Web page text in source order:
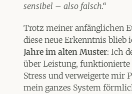
sensibel – also falsch.“
Trotz meiner anfänglichen
diese neue Erkenntnis blieb
Jahre im alten Muster: Ich
über Leistung,
Stress und verweigerte mir
mein ganzes System